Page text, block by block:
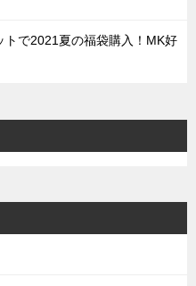
トで2021夏の福袋購入！MK好